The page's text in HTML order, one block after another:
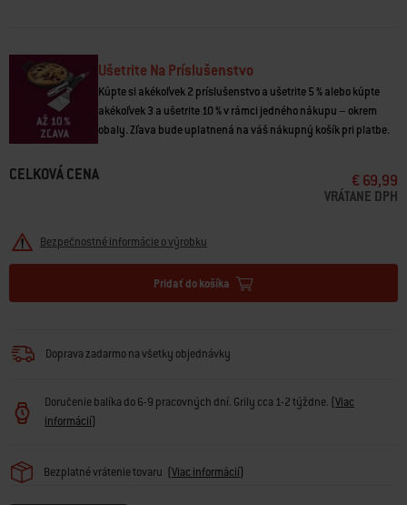
vysokú teplotu a postará sa o ľahké a chrumkavé tenké pizzové cesto. Po
dokončení grilovania použite praktický kovový prepravný rošt na rýchle
a jednoduché prenesenie horúcej pizze a pizza kameňa z grilu na stôl.
• Glazovaný povrch chráni jedlo pred prilepením a uľahčuje čistenie
• Navrhnutý tak, aby vytváral pizzu ako z tehlovej pece, dezerty či
• Kordieritový kameň absorbuje, zadržiava a distribuuje teplo
• Obsahuje prepravný rošt na pohodlné premiestnenie jedla
Potrebná je súprava rámu Weber Crafted a grilovacie rošty Weber Crafted
alebo grilovacie rošty Gourmet BBQ system.
Ušetrite Na Príslušenstvo
Kúpte si akékoľvek 2 príslušenstvo a ušetrite 5 % alebo kúpte
akékoľvek 3 a ušetrite 10 % v rámci jedného nákupu – okrem
obaly. Zľava bude uplatnená na váš nákupný košík pri platbe.
CELKOVÁ CENA € 69,99
VRÁTANE DPH
Bezpečnostné informácie o výrobku
Pridať do košíka
Doprava zadarmo na všetky objednávky
Doručenie balíka do 6-9 pracovných dní. Grily cca 1-2 týždne. (Viac
informácií)
Bezplatné vrátenie tovaru (Viac informácií)